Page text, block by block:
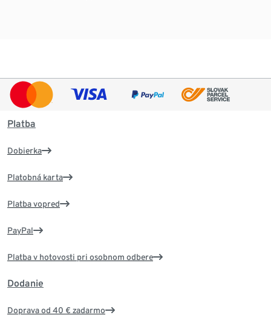
Platba
Dobierka
Platobná karta
Platba vopred
PayPal
Platba v hotovosti pri osobnom odbere
Dodanie
Doprava od 40 € zadarmo